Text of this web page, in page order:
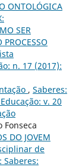
ONTOLÓGICA
SER
n. 17 (2017):
, Saberes:
v. 20
Fonseca
DO JOVEM
de
Saberes: